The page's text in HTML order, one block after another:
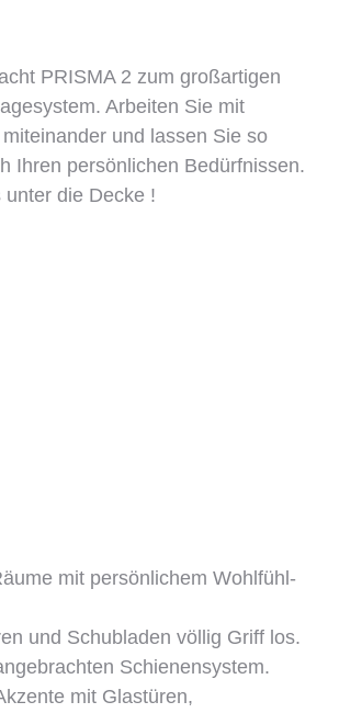
PRISMA 2 zum großartigen
Arbeiten Sie mit
und lassen Sie so
Ihren persönlichen Bedürfnissen.
die Decke !
mit persönlichem Wohlfühl-
und Schubladen völlig Griff los.
Schienensystem.
mit Glastüren,